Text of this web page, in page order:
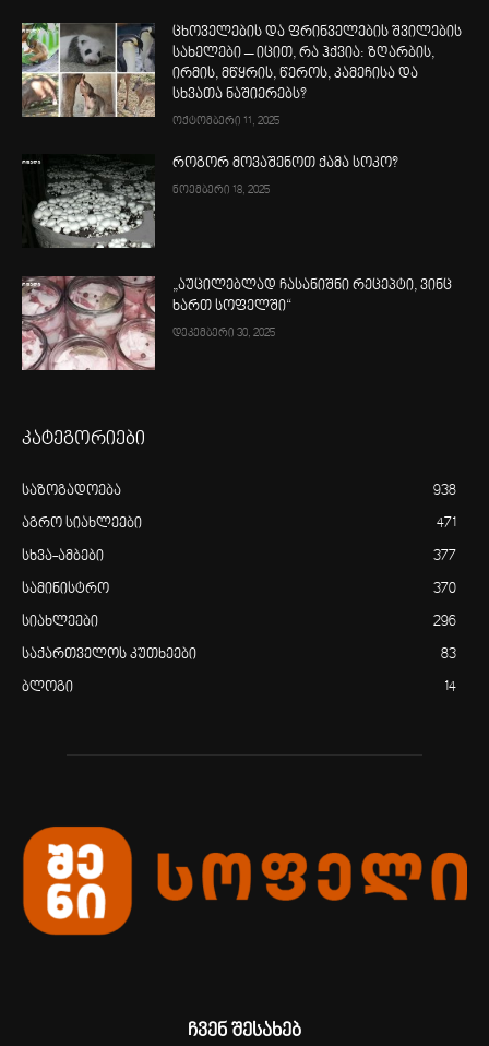
ცხოველების და ფრინველების შვილების
სახელები – იცით, რა ჰქვია: ზღარბის,
ირმის, მწყრის, წეროს, კამეჩისა და
სხვათა ნაშიერებს?
ოქტომბერი 11, 2025
როგორ მოვაშენოთ ქამა სოკო?
ნოემბერი 18, 2025
„აუცილებლად ჩასანიშნი რეცეპტი, ვინც
ხართ სოფელში“
დეკემბერი 30, 2025
კატეგორიები
საზოგადოება 938
აგრო სიახლეები 471
სხვა-ამბები 377
სამინისტრო 370
სიახლეები 296
საქართველოს კუთხეები 83
ბლოგი 14
ჩვენ შესახებ